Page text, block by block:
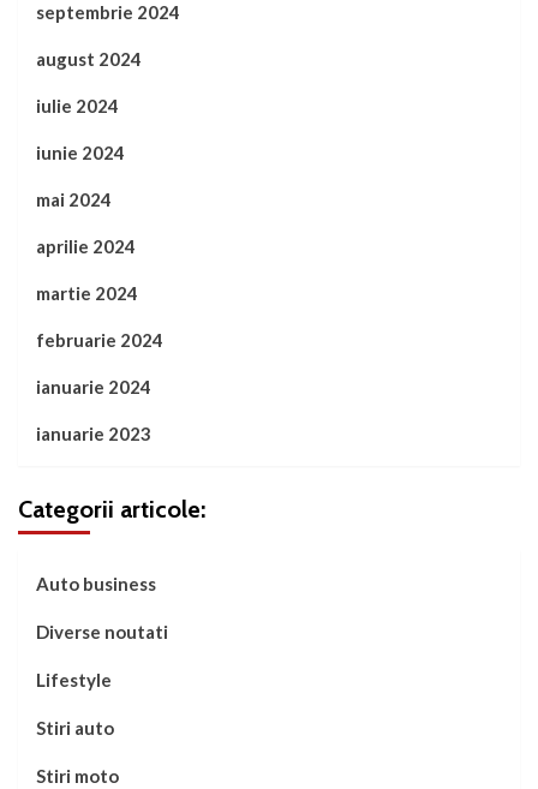
septembrie 2024
august 2024
iulie 2024
iunie 2024
mai 2024
aprilie 2024
martie 2024
februarie 2024
ianuarie 2024
ianuarie 2023
Categorii articole:
Auto business
Diverse noutati
Lifestyle
Stiri auto
Stiri moto